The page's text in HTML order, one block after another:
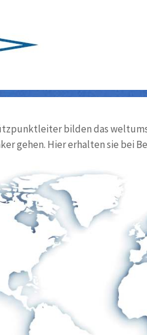
bilden das
gehen. Hier erhalten sie bei